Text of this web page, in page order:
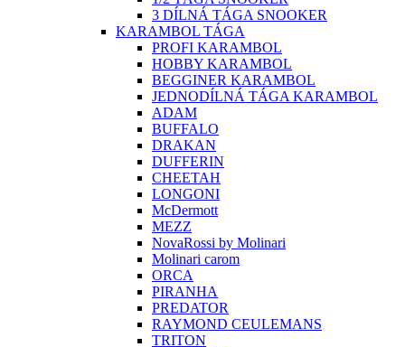
3 DÍLNÁ TÁGA SNOOKER
KARAMBOL TÁGA
PROFI KARAMBOL
HOBBY KARAMBOL
BEGGINER KARAMBOL
JEDNODÍLNÁ TÁGA KARAMBOL
ADAM
BUFFALO
DRAKAN
DUFFERIN
CHEETAH
LONGONI
McDermott
MEZZ
NovaRossi by Molinari
Molinari carom
ORCA
PIRANHA
PREDATOR
RAYMOND CEULEMANS
TRITON